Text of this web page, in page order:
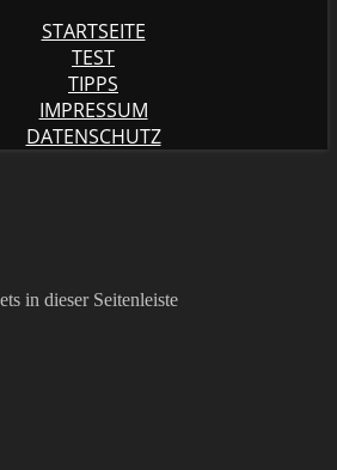
STARTSEITE
TEST
TIPPS
IMPRESSUM
DATENSCHUTZ
in dieser Seitenleiste